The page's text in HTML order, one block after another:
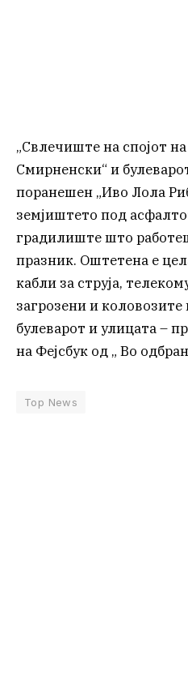
„Свлечиште на спојот
Смирненски“ и
поранешен „Иво Лола
земјиштето под
градилиште што
празник. Оштетена е
кабли за струја,
загрозени и
булеварот и улицата –
на Фејсбук од „ Во
Top News